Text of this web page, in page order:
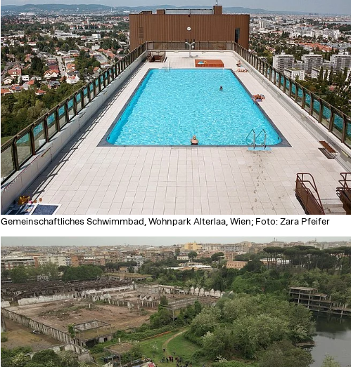
Gemeinschaftliches Schwimmbad, Wohnpark Alterlaa, Wien; Foto: Zara Pfeifer